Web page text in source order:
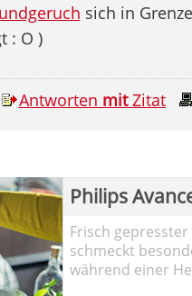
sich in
: O )
Antworten mitZitat
Philips
Frisch
schmeckt
während einer